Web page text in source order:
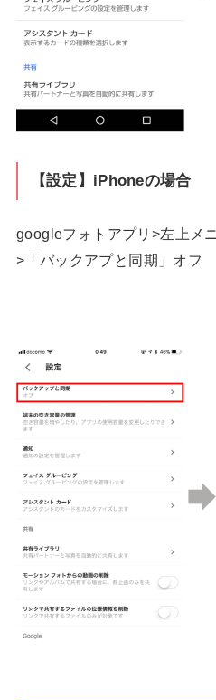
【設定】iPhoneの場合
googleフォトアプリ>左上メ
>「バックアプと同期」オフ